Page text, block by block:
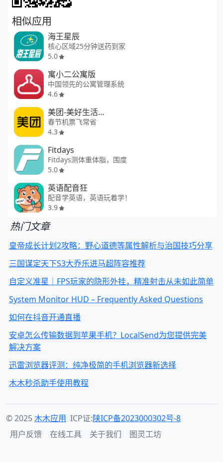
相似应用
海王星辰
核心区域25分钟送药到家
5.0
寓小二公寓版
中国领先的公寓管理系统
4.6
美团-美好生活小帮手
春节机票飞常省
4.3
Fitdays
Fitdays测体重体脂，围度
5.0
英语配音狂
配音学英语，英语玩着学！
3.9
热门文章
皇帝成长计划2攻略：野心道德等属性解析与治国技巧分享
三国谋定天下S3大乔乐进马超阵容推荐
自定义准星｜FPS玩家的隐形外挂，精准射击从未如此简单
System Monitor HUD – Frequently Asked Questions
如何在抖音开通直播
安卓怎么传输数据到苹果手机？LocalSend为您提供完美
解决方案
迅雷浏览器评测：纯净极简的手机浏览器新选择
木木秒杀助手使用教程
© 2025木木应用 ICP证:陕ICP备2023000302号-8
用户反馈
在线工具 关于我们 图灵工坊